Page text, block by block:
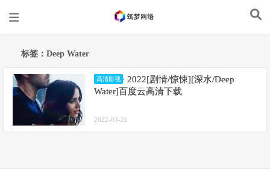
标签：Deep Water
高清影视
2022[剧情/惊悚][深水/Deep
Water]百度云高清下载
2022-03-21